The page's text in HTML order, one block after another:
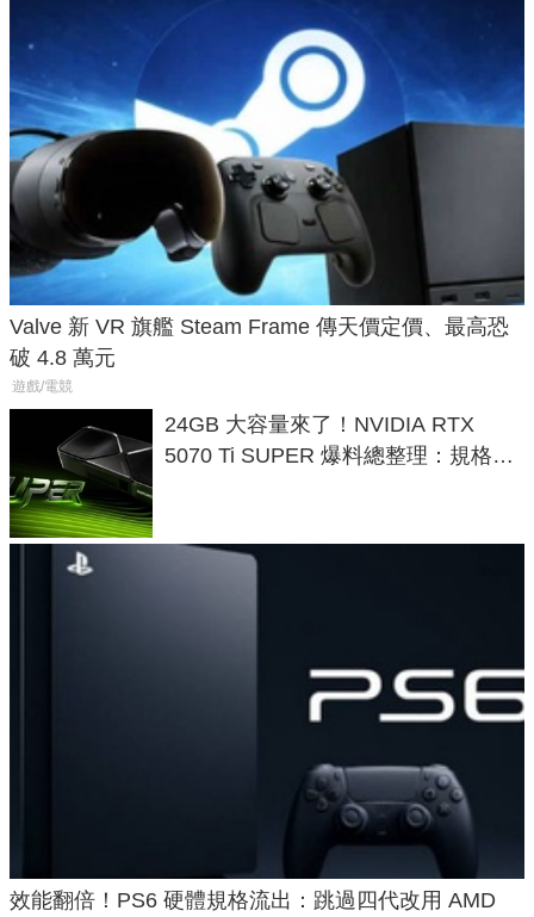
Valve 新 VR 旗艦 Steam Frame 傳天價定價、最高恐
破 4.8 萬元
遊戲/電競
24GB 大容量來了！NVIDIA RTX
5070 Ti SUPER 爆料總整理：規格、
效能翻倍！PS6 硬體規格流出：跳過四代改用 AMD